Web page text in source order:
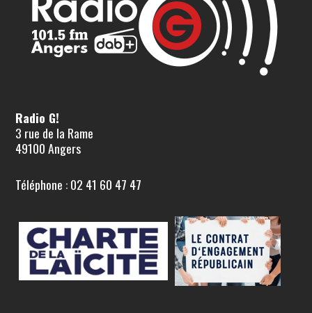
Radio G!
3 rue de la Rame
49100 Angers
Téléphone : 02 41 60 47 47